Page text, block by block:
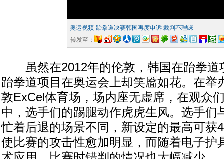
奥运视频-跆拳道决赛韩国再度申诉 裁判不理睬
转发至：
虽然在2012年的伦敦，韩国在跆拳道
跆拳道项目在奥运会上却笑靥如花。在举
敦ExCel体育场，场内座无虚席，在观众
中，选手们的踢腿动作虎虎生风。选手们
忙着后退的场景不同，新设定的最高可获
使比赛的攻击性愈加明显，而随着电子护